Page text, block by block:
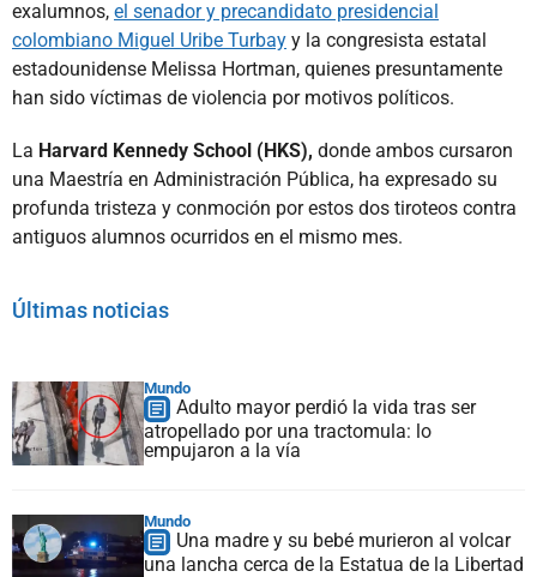
exalumnos, el senador y precandidato presidencial
colombiano Miguel Uribe Turbay y la congresista estatal
estadounidense Melissa Hortman, quienes presuntamente
han sido víctimas de violencia por motivos políticos.
La Harvard Kennedy School (HKS), donde ambos cursaron
una Maestría en Administración Pública, ha expresado su
profunda tristeza y conmoción por estos dos tiroteos contra
antiguos alumnos ocurridos en el mismo mes.
Últimas noticias
Mundo
Adulto mayor perdió la vida tras ser
atropellado por una tractomula: lo
empujaron a la vía
Mundo
Una madre y su bebé murieron al volcar
una lancha cerca de la Estatua de la Libertad